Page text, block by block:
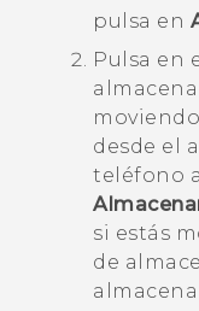
pulsa en
Pulsa en
desde el
teléfono
si estás
de